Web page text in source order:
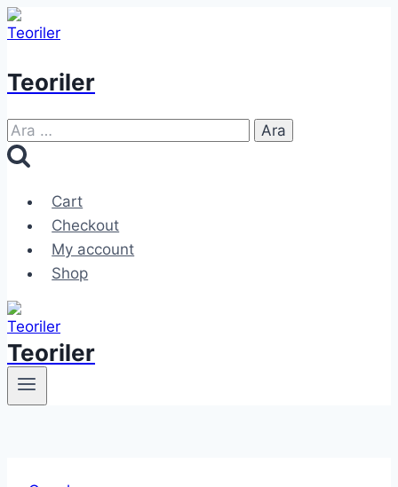
Skip
to
Teoriler
Arama:
Cart
Checkout
My account
Shop
Teoriler